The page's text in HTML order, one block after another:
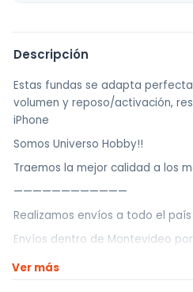
Descripción
Estas fundas se adapta
volumen y reposo/activación,
iPhone
Somos Universo Hobby!!
Traemos la mejor calidad a los
————————————
Realizamos envíos a todo el país
Envíos dentro de Montevideo
Envíos Flex en el día.
Ver más